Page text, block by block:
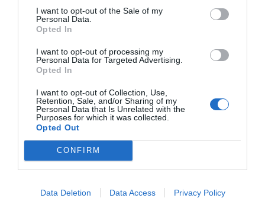
I want to opt-out of the Sale of my
Personal Data.
Opted In
I want to opt-out of processing my
Personal Data for Targeted Advertising.
Opted In
I want to opt-out of Collection, Use,
Retention, Sale, and/or Sharing of my
Personal Data that Is Unrelated with the
Purposes for which it was collected.
Opted Out
CONFIRM
Data Deletion Data Access Privacy Policy
Publicidad
2Playbook Club